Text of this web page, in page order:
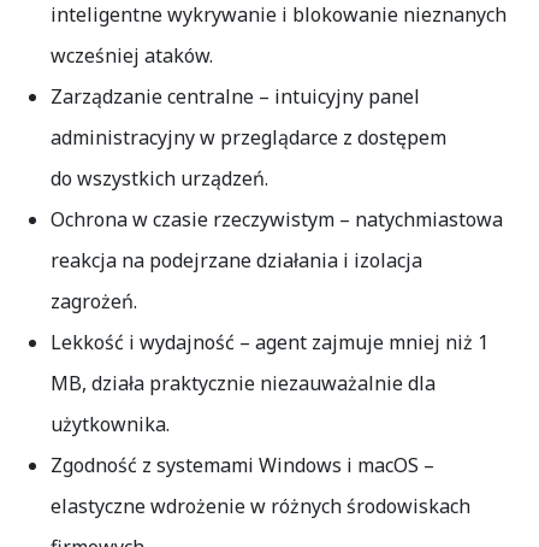
inteligentne wykrywanie i blokowanie nieznanych
wcześniej ataków.
Zarządzanie centralne– intuicyjny panel
administracyjny w przeglądarce z dostępem
do wszystkich urządzeń.
Ochrona w czasie rzeczywistym– natychmiastowa
reakcja na podejrzane działania i izolacja
zagrożeń.
Lekkość i wydajność – agent zajmuje mniej niż 1
MB, działa praktycznie niezauważalnie dla
użytkownika.
Zgodność z systemami Windows i macOS –
elastyczne wdrożenie w różnych środowiskach